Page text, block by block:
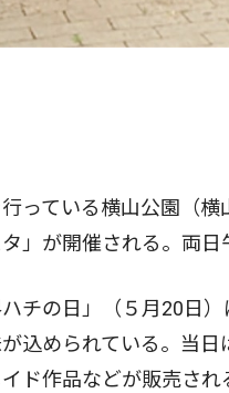
っている横山公園（横
」が開催される。両日
チの日」（５月20日）
込められている。当
ド作品などが販売され